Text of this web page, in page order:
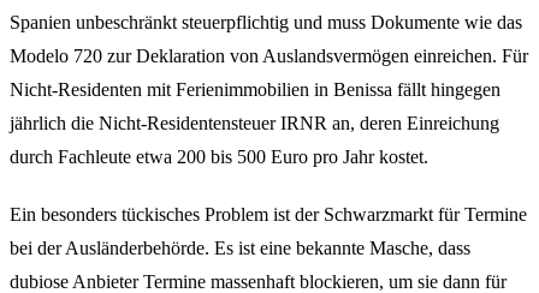
Spanien unbeschränkt steuerpflichtig und muss Dokumente wie das
Modelo 720 zur Deklaration von Auslandsvermögen einreichen. Für
Nicht-Residenten mit Ferienimmobilien in Benissa fällt hingegen
jährlich die Nicht-Residentensteuer IRNR an, deren Einreichung
durch Fachleute etwa 200 bis 500 Euro pro Jahr kostet.
Ein besonders tückisches Problem ist der Schwarzmarkt für Termine
bei der Ausländerbehörde. Es ist eine bekannte Masche, dass
dubiose Anbieter Termine massenhaft blockieren, um sie dann für